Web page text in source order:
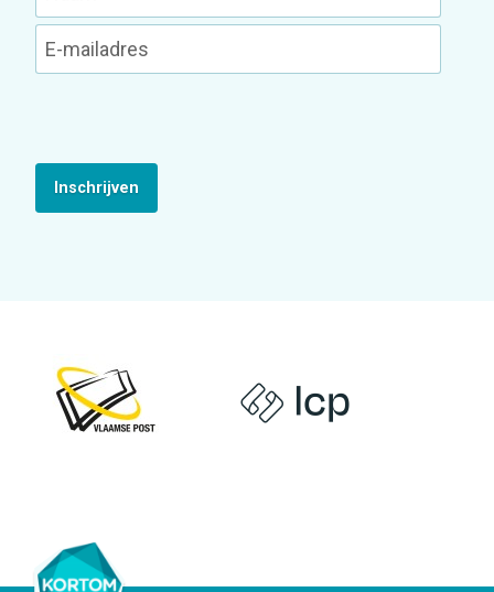
Inschrijven